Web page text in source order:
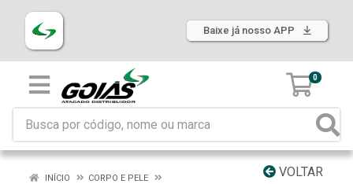
Baixe já nosso APP
0
VOLTAR
INÍCIO
CORPO E PELE